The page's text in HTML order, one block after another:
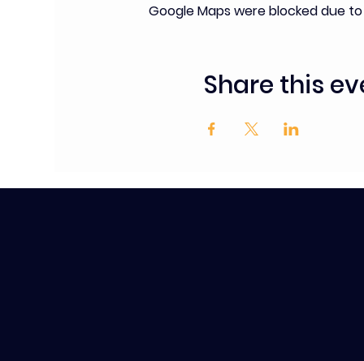
Google Maps were blocked due
Share this